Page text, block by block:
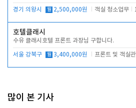
경기 의왕시 월 2,500,000원 객실 청소업무
호텔클래시
수유 클래시호텔 프론트 과장님 구합니다.
서울 강북구 월 3,400,000원 프론트 및 객실관
많이 본 기사